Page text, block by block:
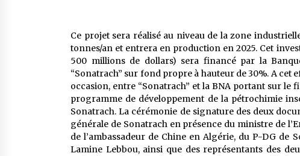
Ce projet sera réalisé au niveau de la zone
tonnes/an et entrera en production en 2025. Cet
500 millions de dollars) sera financé par la
“Sonatrach” sur fond propre à hauteur de 30%. A cet
occasion, entre “Sonatrach” et la BNA portant sur
programme de développement de la pétrochimie
Sonatrach. La cérémonie de signature des deux
générale de Sonatrach en présence du ministre de
de l’ambassadeur de Chine en Algérie, du P-DG de
Lamine Lebbou, ainsi que des représentants des